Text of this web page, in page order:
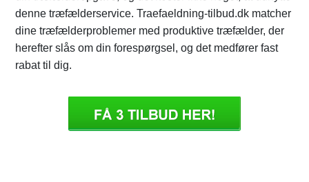
denne træfælderservice. Traefaeldning-tilbud.dk matcher
dine træfælderproblemer med produktive træfælder, der
herefter slås om din forespørgsel, og det medfører fast
rabat til dig.